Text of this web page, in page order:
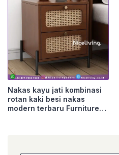
Nakas kayu jati kombinasi
rotan kaki besi nakas
modern terbaru Furniture
Cari